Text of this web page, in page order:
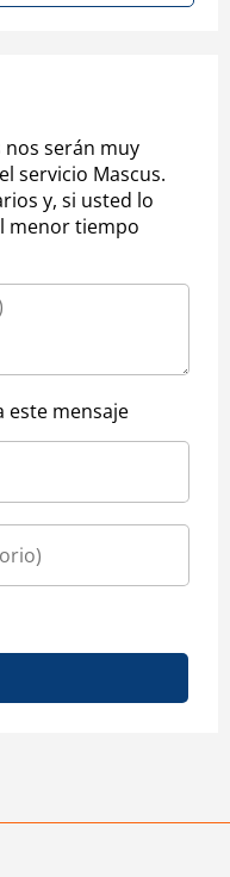
serán muy
servicio Mascus.
y, si usted lo
menor tiempo
este mensaje